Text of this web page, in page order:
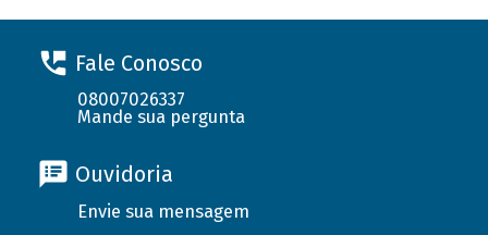
Fale Conosco
08007026337
Mande sua pergunta
Ouvidoria
Envie sua mensagem